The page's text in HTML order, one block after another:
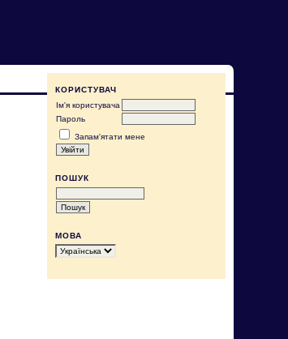
КОРИСТУВАЧ
Ім'я користувача
Пароль
Запам'ятати мене
ПОШУК
МОВА